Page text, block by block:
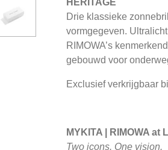
HERITAGE
Drie klassieke
vormgegeven.
RIMOWA’s
gebouwd voor
Exclusief verkrijgbaar
MYKITA | RIMOWA at
Two icons. One vision.